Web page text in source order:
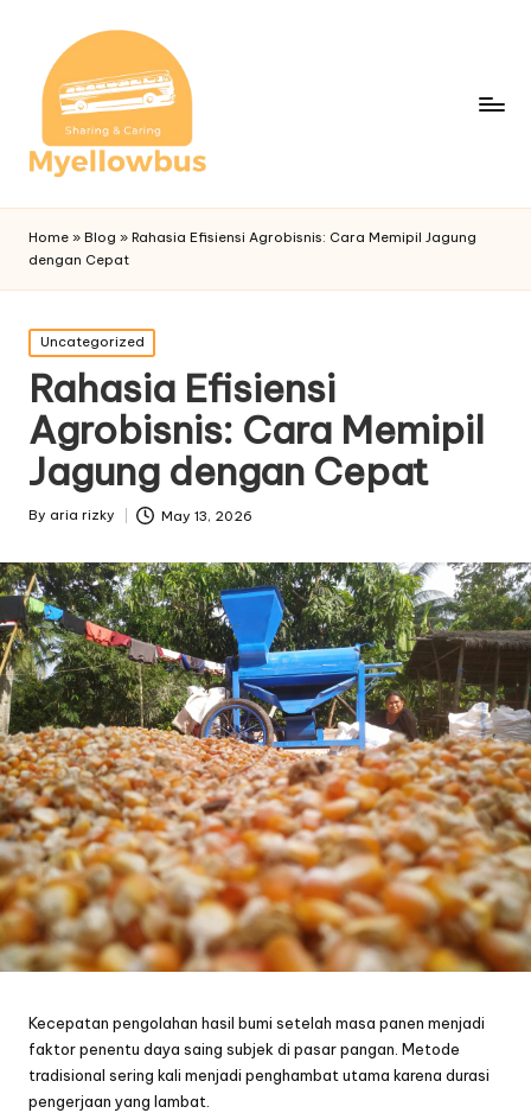
Home » Blog » Rahasia Efisiensi Agrobisnis: Cara Memipil Jagung
dengan Cepat
Posted
in
Uncategorized
Rahasia Efisiensi
Agrobisnis: Cara Memipil
Jagung dengan Cepat
Posted
By aria rizky May 13, 2026
Kecepatan pengolahan hasil bumi setelah masa panen menjadi
faktor penentu daya saing subjek di pasar pangan. Metode
tradisional sering kali menjadi penghambat utama karena durasi
pengerjaan yang lambat.